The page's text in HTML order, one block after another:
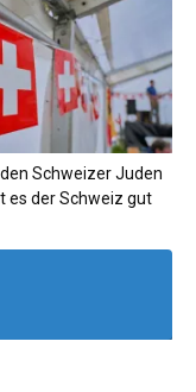
Schweizer Juden
es der Schweiz gut